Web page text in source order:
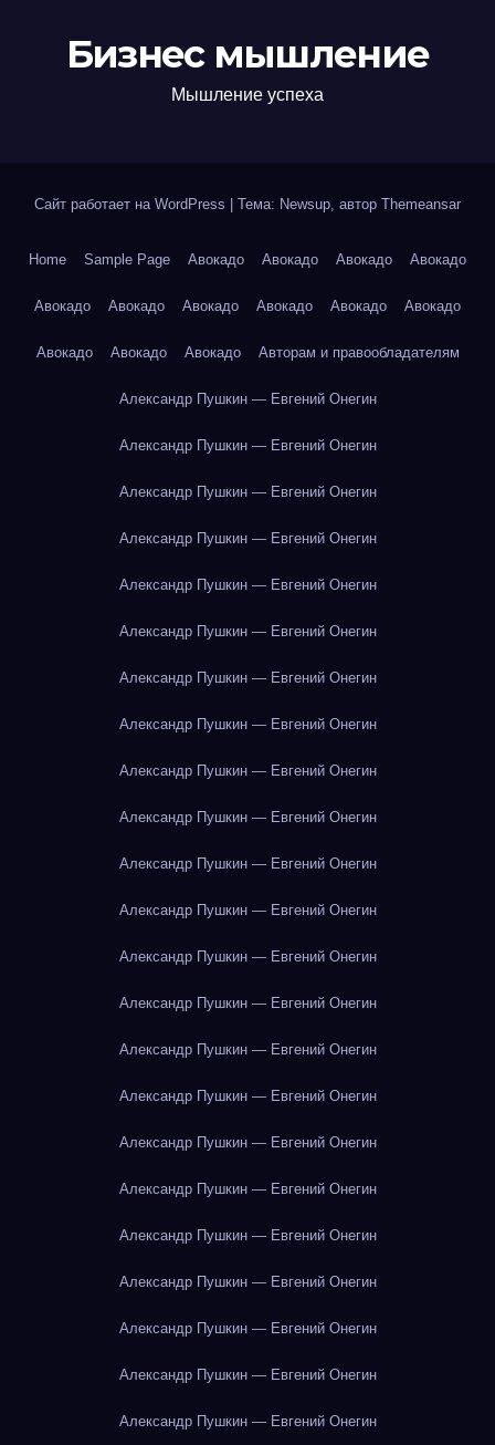
Бизнес мышление
Мышление успеха
Сайт работает на WordPress Тема: Newsup, автор Themeansar
Home Sample Page Авокадо Авокадо Авокадо Авокадо
Авокадо Авокадо Авокадо Авокадо Авокадо Авокадо
Авокадо Авокадо Авокадо Авторам и правообладателям
Александр Пушкин — Евгений Онегин
Александр Пушкин — Евгений Онегин
Александр Пушкин — Евгений Онегин
Александр Пушкин — Евгений Онегин
Александр Пушкин — Евгений Онегин
Александр Пушкин — Евгений Онегин
Александр Пушкин — Евгений Онегин
Александр Пушкин — Евгений Онегин
Александр Пушкин — Евгений Онегин
Александр Пушкин — Евгений Онегин
Александр Пушкин — Евгений Онегин
Александр Пушкин — Евгений Онегин
Александр Пушкин — Евгений Онегин
Александр Пушкин — Евгений Онегин
Александр Пушкин — Евгений Онегин
Александр Пушкин — Евгений Онегин
Александр Пушкин — Евгений Онегин
Александр Пушкин — Евгений Онегин
Александр Пушкин — Евгений Онегин
Александр Пушкин — Евгений Онегин
Александр Пушкин — Евгений Онегин
Александр Пушкин — Евгений Онегин
Александр Пушкин — Евгений Онегин